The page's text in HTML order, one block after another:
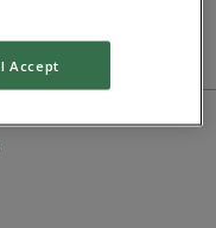
I Accept